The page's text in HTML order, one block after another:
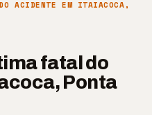
ACIDENTE EM ITAIACOCA,
fatal do
Ponta